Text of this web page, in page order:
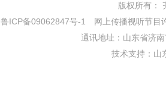
版权所有：
鲁ICP备09062847号-1
网上传播视听节目
通讯地址：山东省济
技术支持： 山